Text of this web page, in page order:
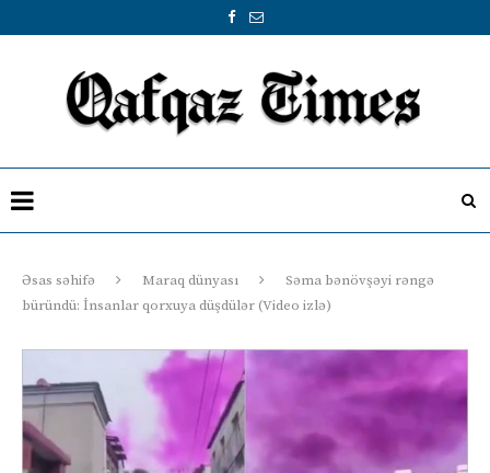
Əsas səhifə Maraq dünyası
Səma bənövşəyi rəngə
büründü: İnsanlar qorxuya düşdülər (Video izlə)